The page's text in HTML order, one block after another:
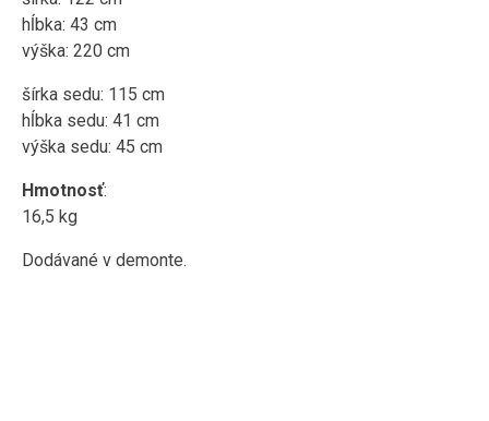
hĺbka: 43 cm
výška: 220 cm
šírka sedu: 115 cm
hĺbka sedu: 41 cm
výška sedu: 45 cm
Hmotnosť:
16,5 kg
Dodávané v demonte.